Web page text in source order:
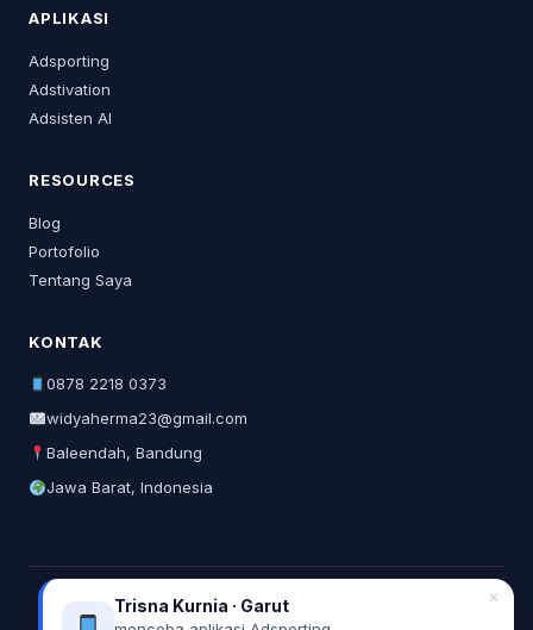
APLIKASI
Adsporting
Adstivation
Adsisten AI
RESOURCES
Blog
Portofolio
Tentang Saya
KONTAK
0878 2218 0373
widyaherma23@gmail.com
Baleendah, Bandung
Jawa Barat, Indonesia
© 2026 Widya Herma. All rights reserved.
Trisna Kurnia · Garut ✕